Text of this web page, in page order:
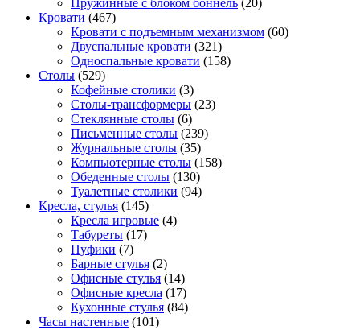
Пружинные с блоком боннель (20)
Кровати (467)
Кровати с подъемным механизмом (60)
Двуспальные кровати (321)
Односпальные кровати (158)
Столы (529)
Кофейные столики (3)
Столы-трансформеры (23)
Стеклянные столы (6)
Письменные столы (239)
Журнальные столы (35)
Компьютерные столы (158)
Обеденные столы (130)
Туалетные столики (94)
Кресла, стулья (145)
Кресла игровые (4)
Табуреты (17)
Пуфики (7)
Барные стулья (2)
Офисные стулья (14)
Офисные кресла (17)
Кухонные стулья (84)
Часы настенные (101)